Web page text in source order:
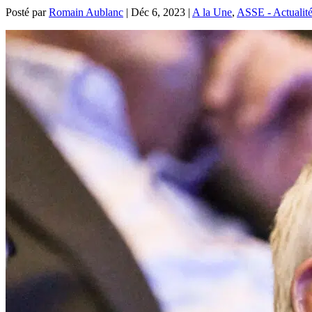
Posté parRomain Aublanc | Déc 6, 2023 | A la Une, ASSE -